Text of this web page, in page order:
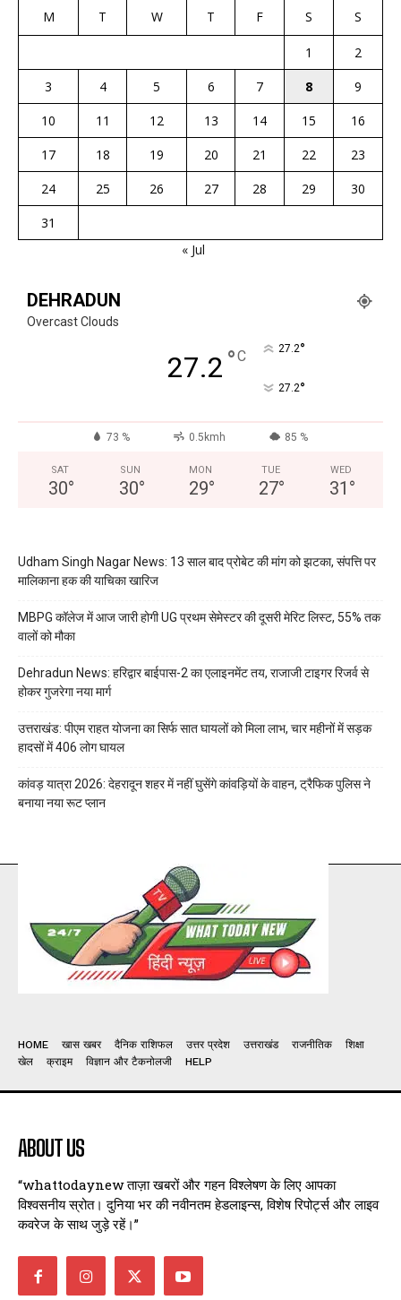
M T W T F S S
1
2
3
4 5 6 7 8
9
10
11 12 13 14 15
16
17
18 19 20 21 22
23
24
25 26 27 28 29
30
31
« Jul
DEHRADUN
Overcast Clouds
27.2 °C 27.2°
27.2°
73 % 0.5kmh 85 %
SAT
30°
SUN
30°
MON
29°
TUE
27°
WED
31 °
Udham Singh Nagar News: 13 साल बाद प्रोबेट की मांग को झटका, संपत्ति पर
मालिकाना हक की याचिका खारिज
MBPG कॉलेज में आज जारी होगी UG प्रथम सेमेस्टर की दूसरी मेरिट लिस्ट, 55% तक
वालों को मौका
Dehradun News: हरिद्वार बाईपास-2 का एलाइनमेंट तय, राजाजी टाइगर रिजर्व से
होकर गुजरेगा नया मार्ग
उत्तराखंड: पीएम राहत योजना का सिर्फ सात घायलों को मिला लाभ, चार महीनों में सड़क
हादसों में 406 लोग घायल
कांवड़ यात्रा 2026: देहरादून शहर में नहीं घुसेंगे कांवड़ियों के वाहन, ट्रैफिक पुलिस ने
बनाया नया रूट प्लान
HOME खास खबर दैनिक राशिफल उत्तर प्रदेश उत्तराखंड राजनीतिक
शिक्षा
खेल
क्राइम विज्ञान और टैकनोलजी HELP
ABOUT US
“whattodaynew ताज़ा खबरों और गहन विश्लेषण के लिए आपका
विश्वसनीय स्रोत। दुनिया भर की नवीनतम हेडलाइन्स, विशेष रिपोर्ट्स और लाइव
कवरेज के साथ जुड़े रहें।”